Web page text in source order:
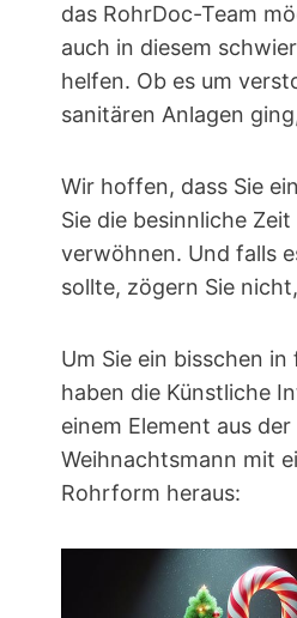
das RohrDoc-Team
auch in diesem
helfen. Ob es um
sanitären Anlagen
Wir hoffen, dass Sie
Sie die besinnliche
verwöhnen. Und falls
sollte, zögern Sie
Um Sie ein bisschen
haben die Künstliche
einem Element aus
Weihnachtsmann mit
Rohrform heraus: